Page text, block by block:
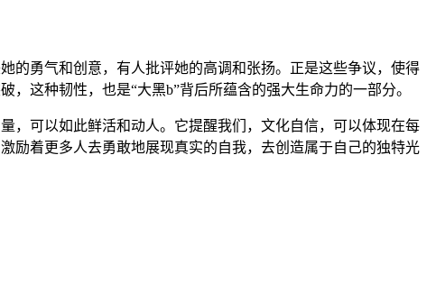
的勇气和创意，有人批评她的高调和张扬。正是这些争议，使得
这种韧性，也是“大黑b”背后所蕴含的强大生命力的一部分。
，可以如此鲜活和动人。它提醒我们，文化自信，可以体现在每
励着更多人去勇敢地展现真实的自我，去创造属于自己的独特光